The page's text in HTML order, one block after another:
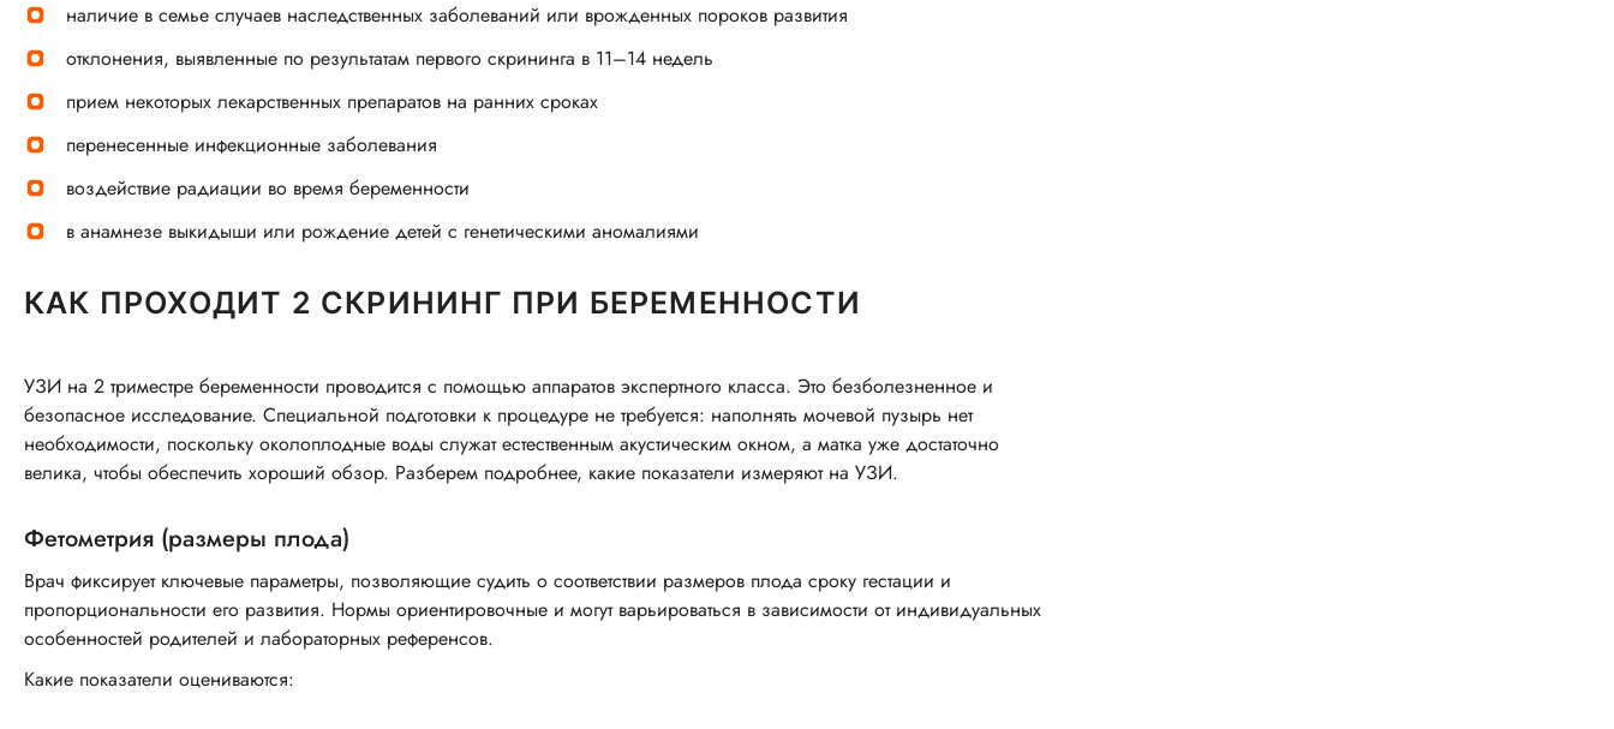
наличие в семье случаев наследственных заболеваний или врожденных пороков развития
отклонения, выявленные по результатам первого скрининга в 11–14 недель
прием некоторых лекарственных препаратов на ранних сроках
перенесенные инфекционные заболевания
воздействие радиации во время беременности
в анамнезе выкидыши или рождение детей с генетическими аномалиями
КАК ПРОХОДИТ 2 СКРИНИНГ ПРИ БЕРЕМЕННОСТИ
УЗИ на 2 триместре беременности проводится с помощью аппаратов экспертного класса. Это безболезненное и
безопасное исследование. Специальной подготовки к процедуре не требуется: наполнять мочевой пузырь нет
необходимости, поскольку околоплодные воды служат естественным акустическим окном, а матка уже достаточно
велика, чтобы обеспечить хороший обзор. Разберем подробнее, какие показатели измеряют на УЗИ.
Фетометрия (размеры плода)
Врач фиксирует ключевые параметры, позволяющие судить о соответствии размеров плода сроку гестации и
пропорциональности его развития. Нормы ориентировочные и могут варьироваться в зависимости от индивидуальных
особенностей родителей и лабораторных референсов.
Какие показатели оцениваются: